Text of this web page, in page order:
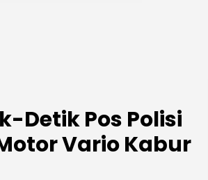
Detik Pos Polisi
Vario Kabur